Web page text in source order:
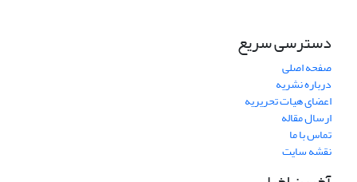
دسترسی سریع
صفحه اصلی
درباره نشریه
اعضای هیات تحریریه
ارسال مقاله
تماس با ما
نقشه سایت